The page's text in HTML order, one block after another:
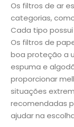
Os filtros de ar
categorias,
Cada tipo
Os filtros de
boa proteção a
espuma e
proporcionar
situações
recomendadas
ajudar na